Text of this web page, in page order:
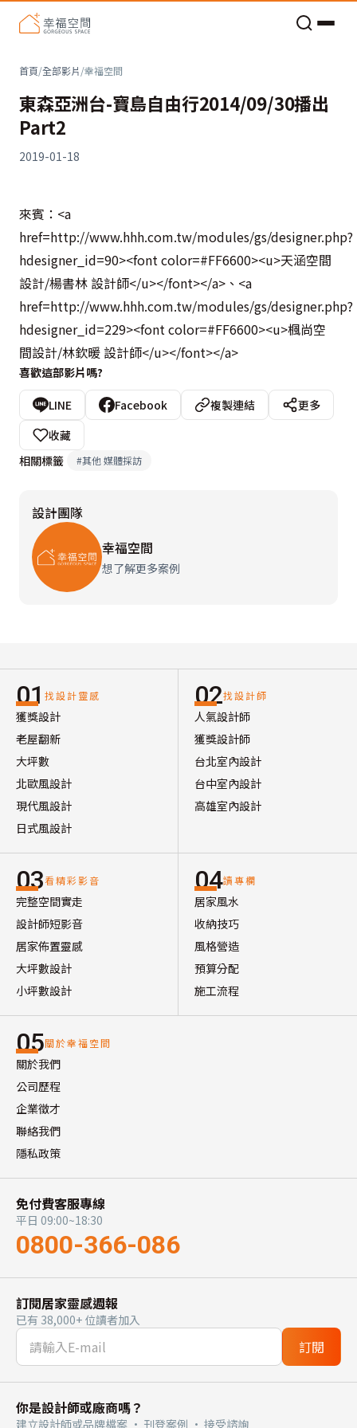
首頁/全部影片/幸福空間
東森亞洲台-寶島自由行2014/09/30播出
Part2
2019-01-18
來賓：<a
href=http://www.hhh.com.tw/modules/gs/designer.php?
hdesigner_id=90><font color=#FF6600><u>天涵空間
設計/楊書林 設計師</u></font></a>、<a
href=http://www.hhh.com.tw/modules/gs/designer.php?
hdesigner_id=229><font color=#FF6600><u>楓尚空
間設計/林欽暖 設計師</u></font></a>
喜歡這部影片嗎?
LINE Facebook 複製連結
更多
收藏
相關標籤
#其他 媒體採訪
設計團隊
幸福空間
想了解更多案例
01 找設計靈感
獲獎設計
老屋翻新
大坪數
北歐風設計
現代風設計
日式風設計
02找設計師
人氣設計師
獲獎設計師
台北室內設計
台中室內設計
高雄室內設計
03看精彩影音
完整空間實走
設計師短影音
居家佈置靈感
大坪數設計
小坪數設計
04讀專欄
居家風水
收納技巧
風格營造
預算分配
施工流程
05關於幸福空間
關於我們
公司歷程
企業徵才
聯絡我們
隱私政策
免付費客服專線
平日 09:00~18:30
0800-366-086
訂閱居家靈感週報
已有 38,000+ 位讀者加入
訂閱
你是設計師或廠商嗎？
建立設計師或品牌檔案 · 刊登案例 · 接受諮詢